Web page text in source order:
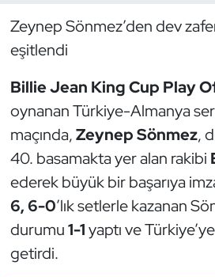
Zeynep Sönmez’den dev
eşitlendi
Billie Jean King Cup Play
oynanan Türkiye-Almanya
maçında,Zeynep Sönmez,
40. basamakta yer alan rakibi
ederek büyük bir başarıya
6, 6-0’lık setlerle kazanan
durumu1-1yaptı ve
getirdi.
Dövüş Sanatı
E-Spor
Eskrim
Futbol
Futsal
Genel